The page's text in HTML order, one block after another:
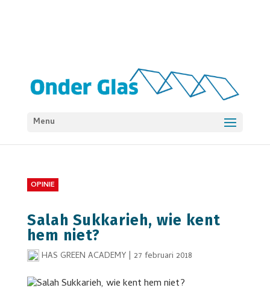
Menu
OPINIE
Salah Sukkarieh, wie kent
hem niet?
HAS GREEN ACADEMY| 27 februari 2018